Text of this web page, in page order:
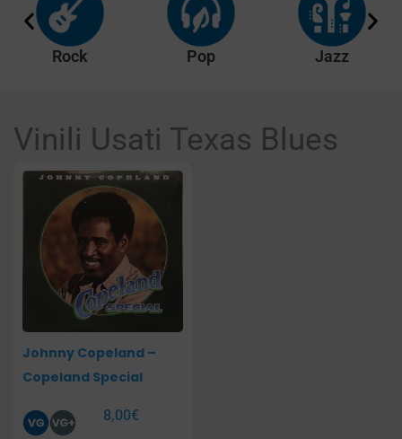
Rock Pop Jazz
Vinili Usati Texas Blues
Johnny Copeland –
Copeland Special
8,00€